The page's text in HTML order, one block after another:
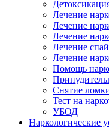
Лечение
Лечение
Лечение
Лечение
Лечение
Помощь
Снятие
Тест на
УБОД
Наркологические